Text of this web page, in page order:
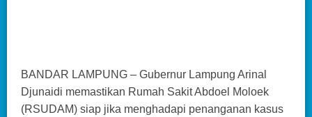
BANDAR LAMPUNG – Gubernur Lampung Arinal
Djunaidi memastikan Rumah Sakit Abdoel Moloek
(RSUDAM) siap jika menghadapi penanganan kasus